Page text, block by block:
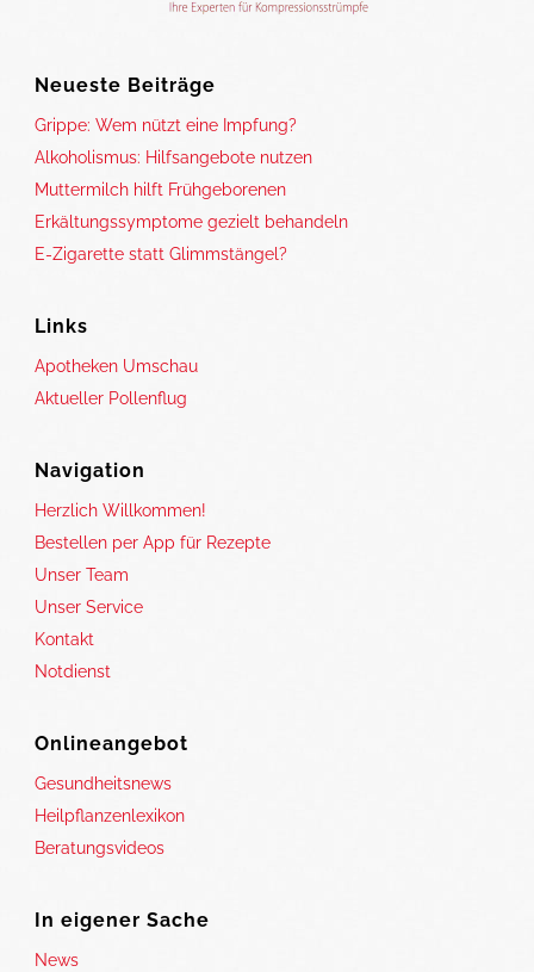
Neueste Beiträge
Grippe: Wem nützt eine Impfung?
Alkoholismus: Hilfsangebote nutzen
Muttermilch hilft Frühgeborenen
Erkältungssymptome gezielt behandeln
E-Zigarette statt Glimmstängel?
Links
Apotheken Umschau
Aktueller Pollenflug
Navigation
Herzlich Willkommen!
Bestellen per App für Rezepte
Unser Team
Unser Service
Kontakt
Notdienst
Onlineangebot
Gesundheitsnews
Heilpflanzenlexikon
Beratungsvideos
In eigener Sache
News